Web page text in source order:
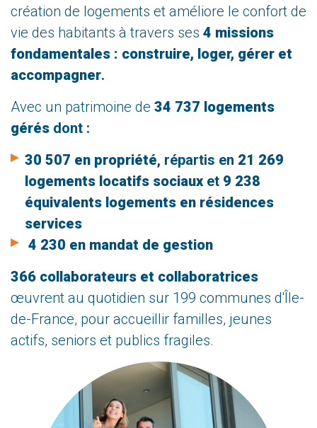
création de logements et améliore le confort de
vie des habitants à travers ses 4 missions
fondamentales : construire, loger, gérer et
accompagner.
Avec un patrimoine de 34 737 logements
gérés dont :
30 507 en propriété, répartis en 21 269
logements locatifs sociaux et 9 238
équivalents logements en résidences
services
4 230 en mandat de gestion
366 collaborateurs et collaboratrices
œuvrent au quotidien sur 199 communes d'Île-
de-France, pour accueillir familles, jeunes
actifs, seniors et publics fragiles.